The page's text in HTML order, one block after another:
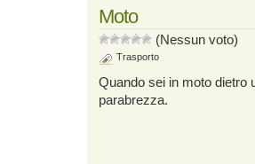
Moto
(Nessun voto)
Trasporto
Quando sei in moto dietro
parabrezza.